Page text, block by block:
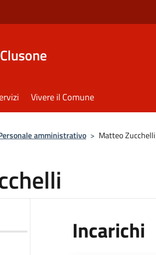
Vivere il Comune
amministrativo > Matteo Zucchelli
Incarichi